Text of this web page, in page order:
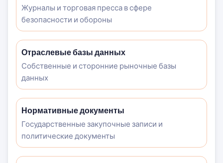
Журналы и торговая пресса в сфере
безопасности и обороны
Отраслевые базы данных
Собственные и сторонние рыночные базы
данных
Нормативные документы
Государственные закупочные записи и
политические документы